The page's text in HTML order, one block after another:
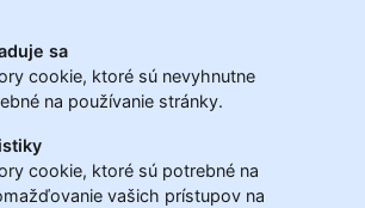
sa
cookie, ktoré sú nevyhnutne
na používanie stránky.
cookie, ktoré sú potrebné na
vašich prístupov na